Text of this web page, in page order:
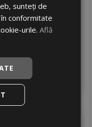
22%
4 Adauga in cos
sunteți de
conformitate
urile.Află